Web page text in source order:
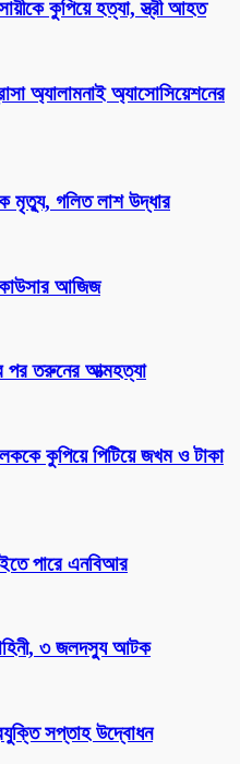
কুপিয়ে হত্যা, স্ত্রী আহত
অ্যালামনাই অ্যাসোসিয়েশনের
মৃত্যু, গলিত লাশ উদ্ধার
কাউসার আজিজ
পর তরুনের আত্মহত্যা
কুপিয়ে পিটিয়ে জখম ও টাকা
পারে এনবিআর
৩ জলদস্যু আটক
সপ্তাহ উদ্বোধন